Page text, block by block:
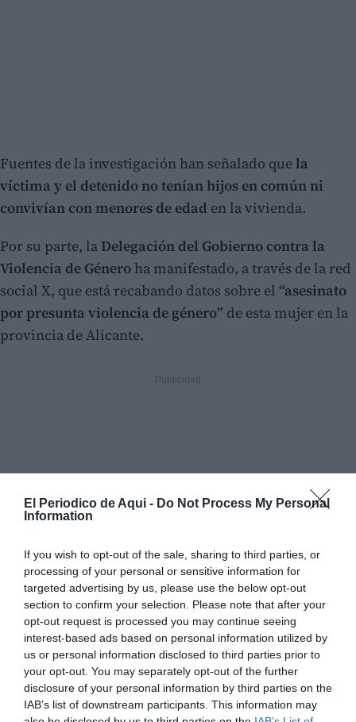
El Periodico de Aqui - Do Not Process My Personal
Information
If you wish to opt-out of the sale, sharing to third parties, or
processing of your personal or sensitive information for
targeted advertising by us, please use the below opt-out
section to confirm your selection. Please note that after your
opt-out request is processed you may continue seeing
interest-based ads based on personal information utilized by
us or personal information disclosed to third parties prior to
your opt-out. You may separately opt-out of the further
disclosure of your personal information by third parties on the
IAB’s list of downstream participants. This information may
Fuentes de la investigación han señalado quela
víctima y el detenido no tenían hijos en común ni
convivían con menores de edad en la vivienda.
Por su parte, la Delegación del Gobierno contra la
Violencia de Género ha manifestado, a través de la red
social X, que está recabando datos sobre el “asesinato
por presunta violencia de género” de esta mujer en la
provincia de Alicante.